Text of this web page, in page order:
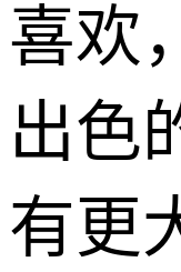
喜欢
出色
有更